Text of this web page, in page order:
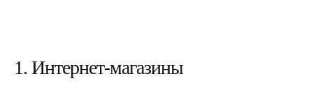
1. Интернет-магазины